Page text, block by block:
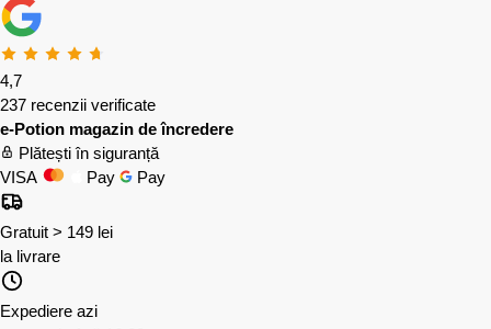
4,7
237 recenzii verificate
e-Potion magazin de încredere
Plătești în siguranță
VISA
Pay Pay
Gratuit > 149 lei
la livrare
Expediere azi